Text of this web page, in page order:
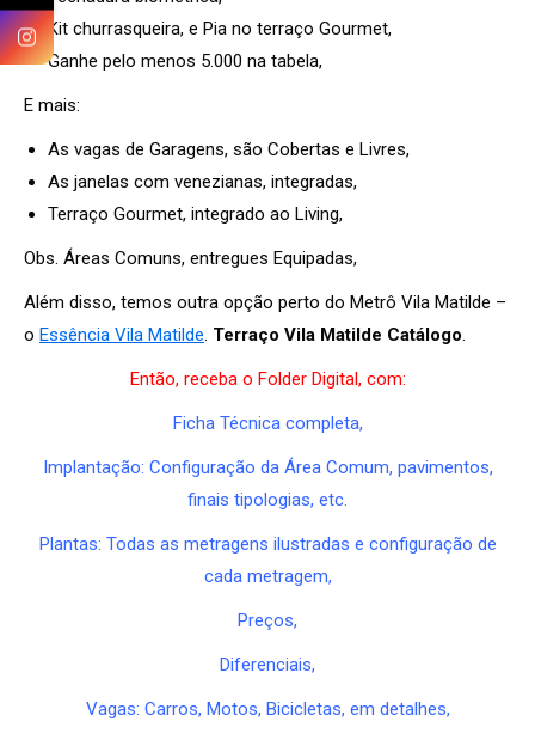
Kit churrasqueira, e Pia no terraço Gourmet,
Ganhe pelo menos 5.000 na tabela,
E mais:
As vagas de Garagens, são Cobertas e Livres,
As janelas com venezianas, integradas,
Terraço Gourmet, integrado ao Living,
Obs. Áreas Comuns, entregues Equipadas,
Além disso, temos outra opção perto do Metrô Vila Matilde –
o Essência Vila Matilde Terraço Vila Matilde Catálogo
Então, receba o Folder Digital, com:
Ficha Técnica completa,
Implantação: Configuração da Área Comum, pavimentos,
finais tipologias, etc.
Plantas: Todas as metragens ilustradas e configuração de
cada metragem,
Preços,
Diferenciais,
Vagas: Carros, Motos, Bicicletas, em detalhes,